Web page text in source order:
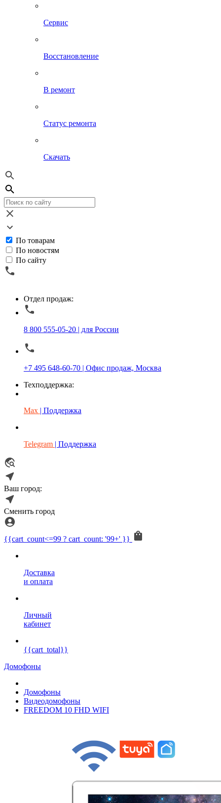
Сервис
Восстановление
В ремонт
Статус ремонта
Скачать
По товарам
По новостям
По сайту
Отдел продаж:
8 800 555-05-20 | для России
+7 495 648-60-70 | Офис продаж, Москва
Техподдержка:
Max | Поддержка
Telegram | Поддержка
Ваш город:
Сменить город
{{cart_count<=99 ? cart_count: '99+' }}
Доставка
и оплата
Личный
кабинет
{{cart_total}}
Домофоны
Домофоны
Видеодомофоны
FREEDOM 10 FHD WIFI